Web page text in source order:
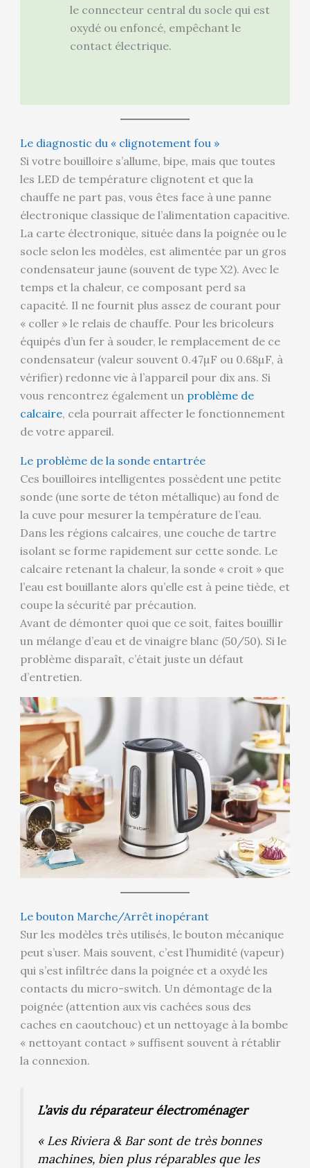
le connecteur central du socle qui est
oxydé ou enfoncé, empêchant le
contact électrique.
Le diagnostic du « clignotement fou »
Si votre bouilloire s’allume, bipe, mais que toutes
les LED de température clignotent et que la
chauffe ne part pas, vous êtes face à une panne
électronique classique de l’alimentation capacitive.
La carte électronique, située dans la poignée ou le
socle selon les modèles, est alimentée par un gros
condensateur jaune (souvent de type X2). Avec le
temps et la chaleur, ce composant perd sa
capacité. Il ne fournit plus assez de courant pour
« coller » le relais de chauffe. Pour les bricoleurs
équipés d’un fer à souder, le remplacement de ce
condensateur (valeur souvent 0.47µF ou 0.68µF, à
vérifier) redonne vie à l’appareil pour dix ans. Si
vous rencontrez également un problème de
calcaire, cela pourrait affecter le fonctionnement
de votre appareil.
Le problème de la sonde entartrée
Ces bouilloires intelligentes possèdent une petite
sonde (une sorte de téton métallique) au fond de
la cuve pour mesurer la température de l’eau.
Dans les régions calcaires, une couche de tartre
isolant se forme rapidement sur cette sonde. Le
calcaire retenant la chaleur, la sonde « croit » que
l’eau est bouillante alors qu’elle est à peine tiède, et
coupe la sécurité par précaution.
Avant de démonter quoi que ce soit, faites bouillir
un mélange d’eau et de vinaigre blanc (50/50). Si le
problème disparaît, c’était juste un défaut
d’entretien.
Le bouton Marche/Arrêt inopérant
Sur les modèles très utilisés, le bouton mécanique
peut s’user. Mais souvent, c’est l’humidité (vapeur)
qui s’est infiltrée dans la poignée et a oxydé les
contacts du micro-switch. Un démontage de la
poignée (attention aux vis cachées sous des
caches en caoutchouc) et un nettoyage à la bombe
« nettoyant contact » suffisent souvent à rétablir
la connexion.
L’avis du réparateur électroménager
« Les Riviera & Bar sont de très bonnes
machines, bien plus réparables que les